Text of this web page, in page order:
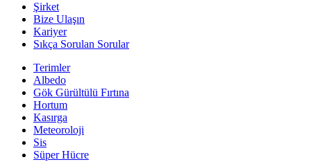
Şirket
Bize Ulaşın
Kariyer
Sıkça Sorulan Sorular
Terimler
Albedo
Gök Gürültülü Fırtına
Hortum
Kasırga
Meteoroloji
Sis
Süper Hücre